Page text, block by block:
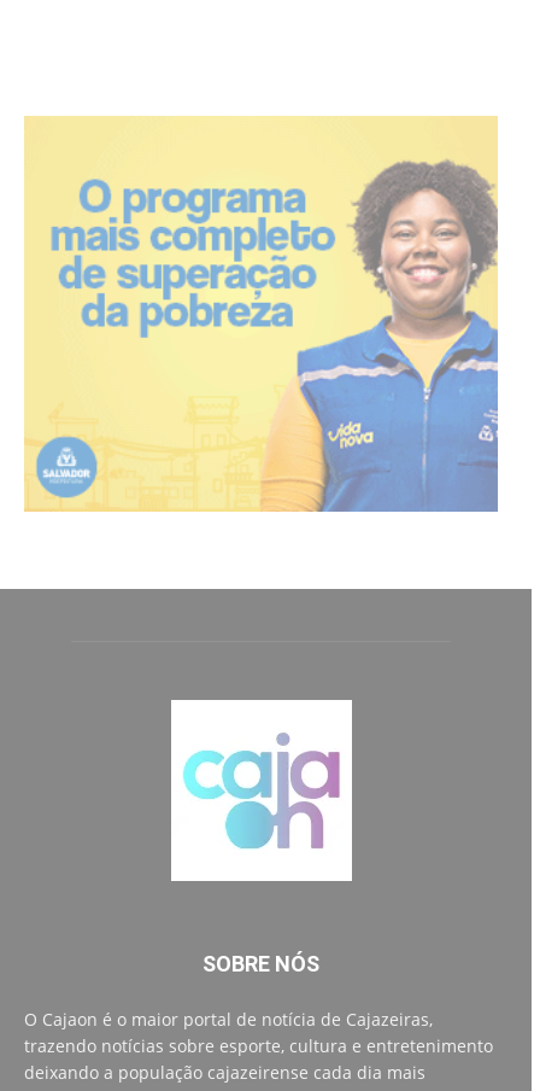
SOBRE NÓS
O Cajaon é o maior portal de notícia de Cajazeiras,
trazendo notícias sobre esporte, cultura e entretenimento
deixando a população cajazeirense cada dia mais